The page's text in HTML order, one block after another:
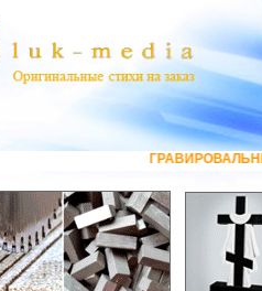
ГРАВИРОВАЛЬНЫЕ И